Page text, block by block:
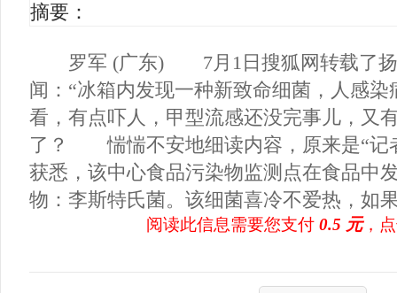
摘要：
罗军 (广东) 7月1日搜狐网转载了扬
闻：“冰箱内发现一种新致命细菌，人感染
看，有点吓人，甲型流感还没完事儿，又
了？ 惴惴不安地细读内容，原来是“记
获悉，该中心食品污染物监测点在食品中
物：李斯特氏菌。该细菌喜冷不爱热，如
阅读此信息需要您支付 0.5 元，